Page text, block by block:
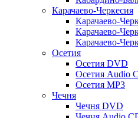
Карачаево-Черкесия
Карачаево-
Карачаево-
Карачаево-
Осетия
Осетия DVD
Осетия Audio
Осетия MP3
Чечня
Чечня DVD